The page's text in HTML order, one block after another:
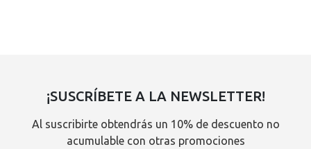
¡SUSCRÍBETE A LA NEWSLETTER!
Al suscribirte obtendrás un 10% de descuento no
acumulable con otras promociones